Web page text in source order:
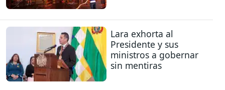
Lara exhorta al
Presidente y sus
ministros a gobernar
sin mentiras